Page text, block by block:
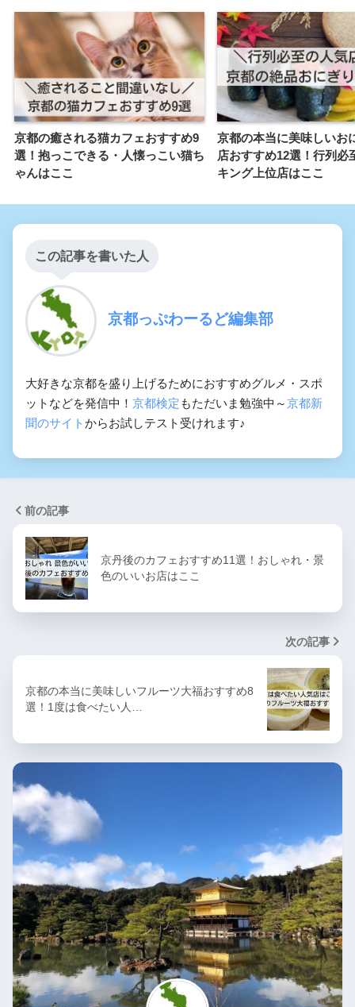
京都の癒される猫カフェおすすめ9
選！抱っこできる・人懐っこい猫ち
ゃんはここ
京都の本当に美味しいお
店おすすめ12選！行列必
キング上位店はここ
この記事を書いた人
京都っぷわーるど編集部
大好きな京都を盛り上げるためにおすすめグルメ・スポ
ットなどを発信中！ 京都検定 もただいま勉強中～京都新
聞のサイトからお試しテスト受けれます♪
前の記事
京丹後のカフェおすすめ11選！おしゃれ・景
色のいいお店はここ
次の記事
京都の本当に美味しいフルーツ大福おすすめ8
選！1度は食べたい人…